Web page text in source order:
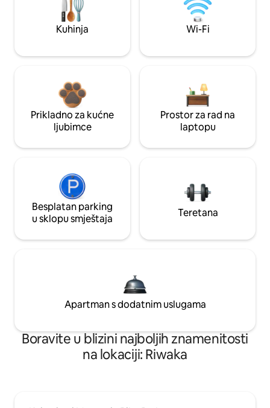
Kuhinja Wi-Fi
Prikladno za kućne
ljubimce
Prostor za rad na
laptopu
Besplatan parking
u sklopu smještaja
Teretana
Apartman s dodatnim uslugama
Boravite u blizini najboljih znamenitosti
na lokaciji: Riwaka